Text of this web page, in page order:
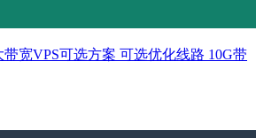
带宽VPS可选方案 可选优化线路 10G带